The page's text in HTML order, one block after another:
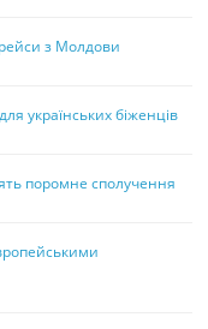
з Молдови
українських біженців
поромне сполучення